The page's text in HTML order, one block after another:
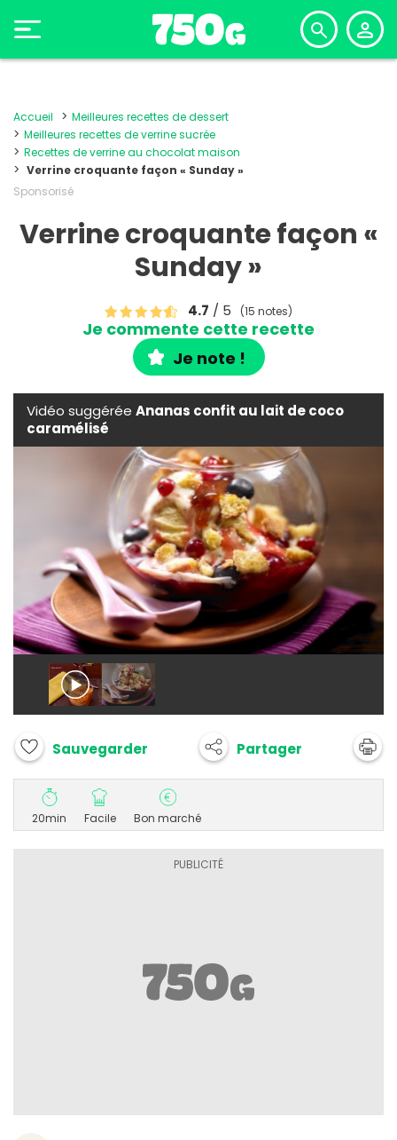
Accueil
Meilleures recettes de dessert
Meilleures recettes de verrine sucrée
Recettes de verrine au chocolat maison
Verrine croquante façon « Sunday »
Sponsorisé
Verrine croquante façon «
Sunday »
4.7 / 5 (15 notes)
Je commente cette recette
Je note !
Vidéo suggérée Ananas confit au lait de coco
caramélisé
Sauvegarder Partager
20min Facile Bon marché